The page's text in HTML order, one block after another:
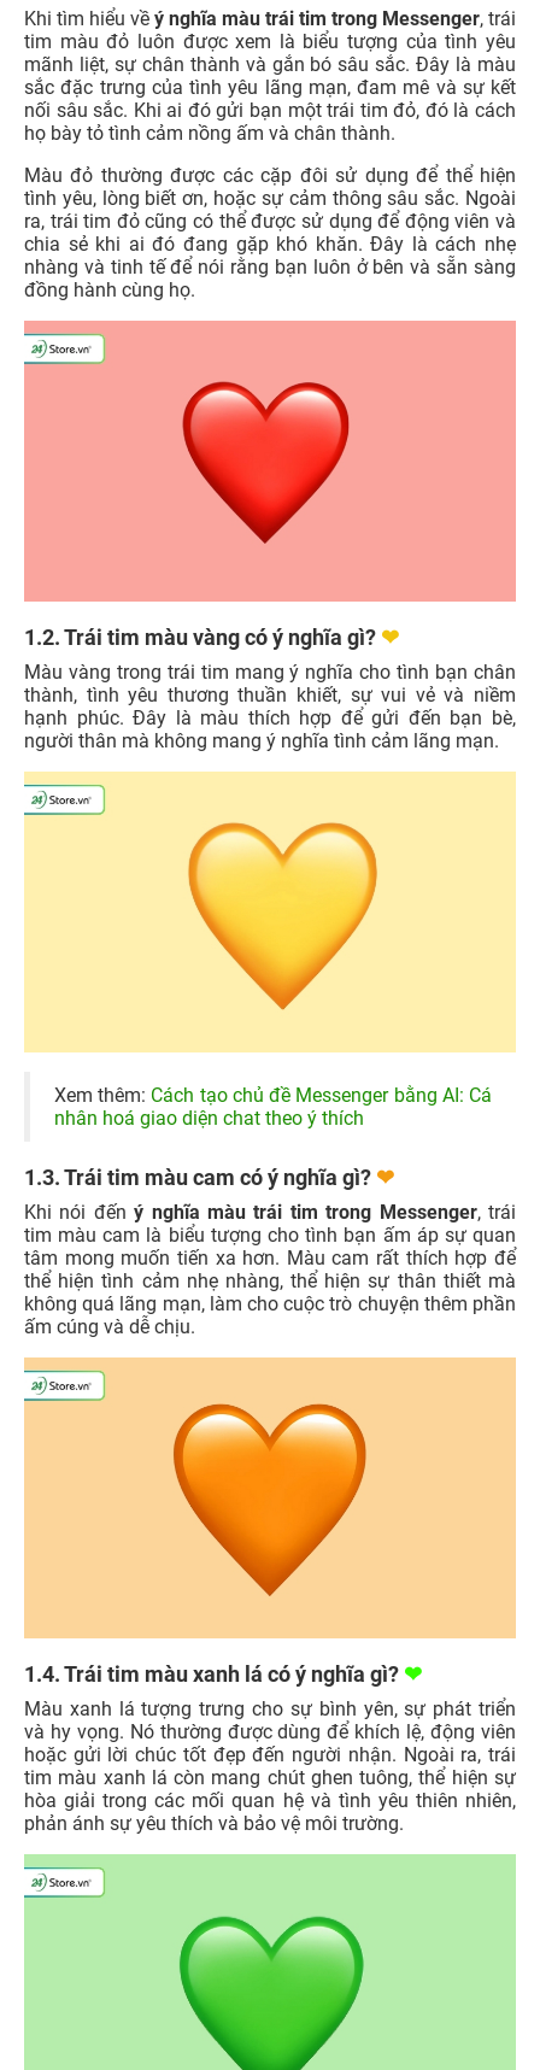
Khi tìm hiểu về ý nghĩa màu trái tim trong Messenger, trái
tim màu đỏ luôn được xem là biểu tượng của tình yêu
mãnh liệt, sự chân thành và gắn bó sâu sắc. Đây là màu
sắc đặc trưng của tình yêu lãng mạn, đam mê và sự kết
nối sâu sắc. Khi ai đó gửi bạn một trái tim đỏ, đó là cách
họ bày tỏ tình cảm nồng ấm và chân thành.
Màu đỏ thường được các cặp đôi sử dụng để thể hiện
tình yêu, lòng biết ơn, hoặc sự cảm thông sâu sắc. Ngoài
ra, trái tim đỏ cũng có thể được sử dụng để động viên và
chia sẻ khi ai đó đang gặp khó khăn. Đây là cách nhẹ
nhàng và tinh tế để nói rằng bạn luôn ở bên và sẵn sàng
đồng hành cùng họ.
1.2. Trái tim màu vàng có ý nghĩa gì? ❤
Màu vàng trong trái tim mang ý nghĩa cho tình bạn chân
thành, tình yêu thương thuần khiết, sự vui vẻ và niềm
hạnh phúc. Đây là màu thích hợp để gửi đến bạn bè,
người thân mà không mang ý nghĩa tình cảm lãng mạn.
Xem thêm: Cách tạo chủ đề Messenger bằng AI: Cá
nhân hoá giao diện chat theo ý thích
1.3. Trái tim màu cam có ý nghĩa gì? ❤
Khi nói đếný nghĩa màu trái tim trong Messenger, trái
tim màu cam là biểu tượng cho tình bạn ấm áp sự quan
tâm mong muốn tiến xa hơn. Màu cam rất thích hợp để
thể hiện tình cảm nhẹ nhàng, thể hiện sự thân thiết mà
không quá lãng mạn, làm cho cuộc trò chuyện thêm phần
ấm cúng và dễ chịu.
1.4. Trái tim màu xanh lá có ý nghĩa gì? ❤
Màu xanh lá tượng trưng cho sự bình yên, sự phát triển
và hy vọng. Nó thường được dùng để khích lệ, động viên
hoặc gửi lời chúc tốt đẹp đến người nhận. Ngoài ra, trái
tim màu xanh lá còn mang chút ghen tuông, thể hiện sự
hòa giải trong các mối quan hệ và tình yêu thiên nhiên,
phản ánh sự yêu thích và bảo vệ môi trường.